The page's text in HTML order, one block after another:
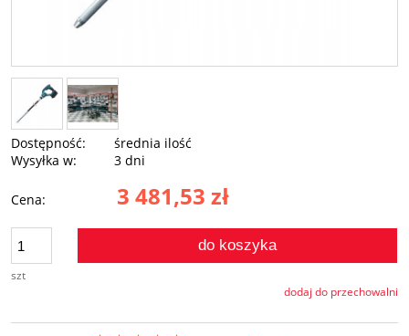
Dostępność:
średnia ilość
Wysyłka w:
3 dni
Cena: 3 481,53 zł
szt
do koszyka
dodaj do przechowalni